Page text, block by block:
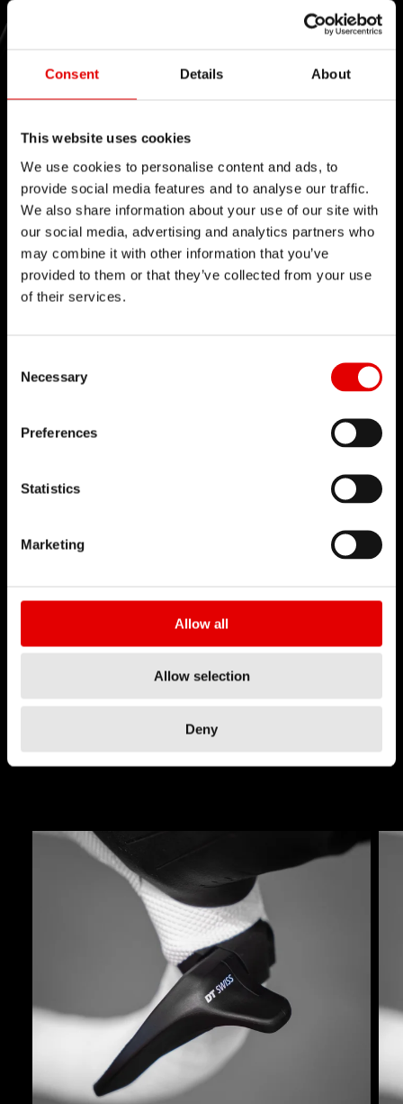
Consent Details About
This website uses cookies
We use cookies to personalise content and ads, to
provide social media features and to analyse our traffic.
We also share information about your use of our site with
our social media, advertising and analytics partners who
may combine it with other information that you’ve
provided to them or that they’ve collected from your use
of their services.
Necessary
Preferences
Statistics
Marketing
Allow all
Allow selection
Deny
技術
当社はエンジニアリングに宿る力を信じ、製品開発
プロセスを洗練させることを目指して日々切磋琢磨
PUSHCONTROL
テクノロジー